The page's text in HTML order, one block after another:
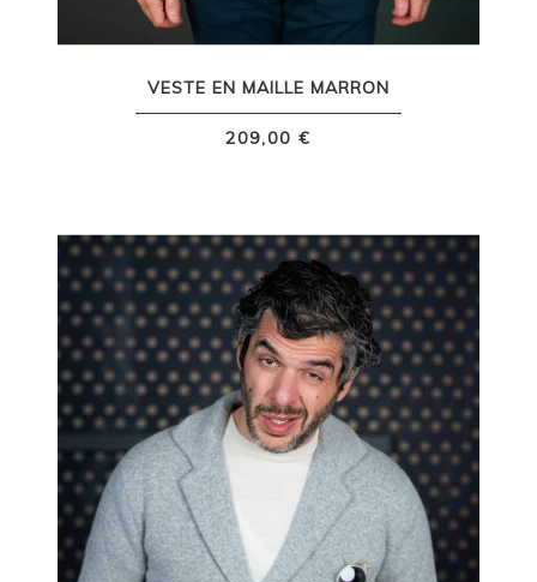
VESTE EN MAILLE MARRON
209,00 €